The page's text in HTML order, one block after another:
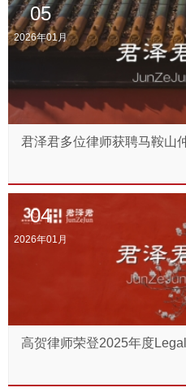
05
2026年01月
君泽君多位律师获聘马鞍山
04
2026年01月
高贺律师荣登2025年度